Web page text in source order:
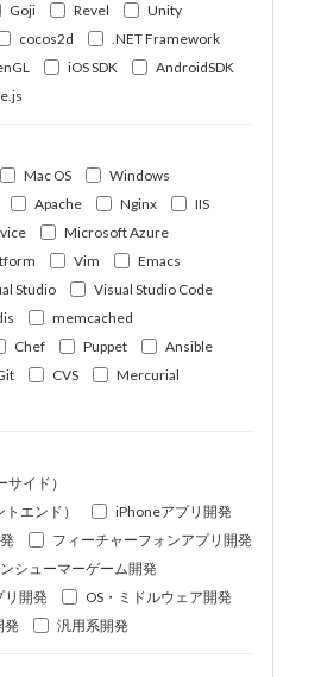
Goji Revel
Unity
cocos2d
.NET Framework
iOS SDK
AndroidSDK
Mac OS
Windows
Apache Nginx
IIS
Microsoft Azure
Vim
Emacs
Studio
Visual Studio Code
memcached
Chef Puppet
Ansible
CVS
Mercurial
イド）
エンド）
iPhoneアプリ開発
フィーチャーフォンアプリ開発
シューマーゲーム開発
リ開発
OS・ミドルウェア開発
発
汎用系開発